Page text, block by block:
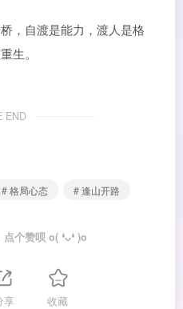
，自渡是能力，渡人是格
生。
END
# 格局心态 # 逢山开路
个赞呗 o( ❛ᴗ❛ )o
享 收藏